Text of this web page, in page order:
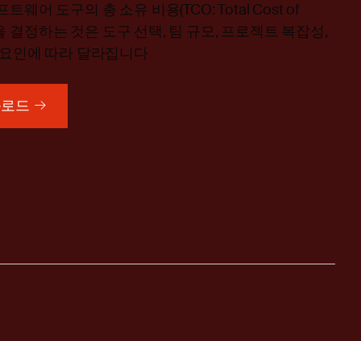
트웨어 도구의 총 소유 비용(TCO: Total Cost of
결정하는 것은 도구 선택, 팀 규모, 프로젝트 복잡성,
인에 따라 달라집니다
드